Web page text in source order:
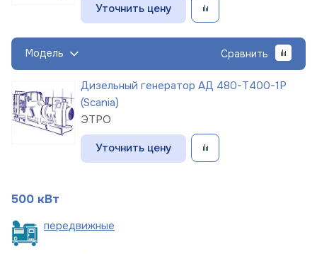
Уточнить цену
Модель Сравнить
Дизельный генератор АД 480-Т400-1Р
(Scania)
ЭТРО
Уточнить цену
500 кВт
передвижные